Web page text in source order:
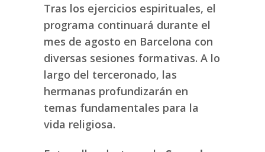
Tras los ejercicios espirituales, el
programa continuará durante el
mes de agosto en Barcelona con
diversas sesiones formativas. A lo
largo del terceronado, las
hermanas profundizarán en
temas fundamentales para la
vida religiosa.